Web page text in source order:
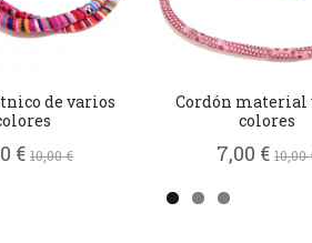
de varios
€10,00 €
Cordón material
colores
7,00 €10,00